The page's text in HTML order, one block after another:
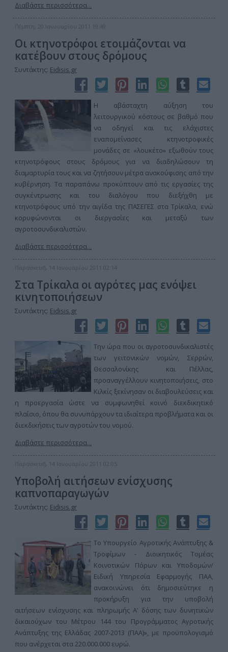
Διαβάστε περισσότερα...
Πέμπτη, 20 Ιανουαρίου 2011 19:49
Οι κτηνοτρόφοι ετοιμάζονται να
κατέβουν στους δρόμους
Συντάκτης: Eidisis.gr
Η αβάσταχτη αύξηση του
λειτουργικού κόστους σε βαθμό που
να οδηγεί και τις ελάχιστες
εναπομείνασες κτηνοτροφικές
μονάδες σε «λουκέτο» εξωθούν τους
κτηνοτρόφους στους δρόμους για να διαδηλώσουν τη
διαμαρτυρία τους και να ζητήσουν μέτρα ανακούφισης από την
κυβέρνηση. Τα παραπάνω προκύπτουν από τις εργασίες της
συγκέντρωσης και του διαλόγου που διεξήχθη με
κτηνοτρόφους υπό την αιγίδα της ΠΑΣΕΓΕΣ στα Τρίκαλα, ενώ
κορυφώνονται οι διεργασίες και μεταξύ των
αγροτοσυνδικαλιστών.
Διαβάστε περισσότερα...
Παρασκευή, 14 Ιανουαρίου 2011 02:14
Στα Τρίκαλα οι αγρότες μας ενόψει
κινητοποιήσεων
Συντάκτης: Eidisis.gr
Την ώρα που οι αγροτοσυνδικαλιστές
των γειτονικών νομών, Σερρών,
Θεσσαλονίκης και Πέλλας,
προαναγγέλλουν κινητοποιήσεις, στο
Κιλκίς ξεκίνησαν οι διαβουλεύσεις και
η προεργασία ώστε να συμφωνηθεί κοινό διεκδικητικό
πλαίσιο, όπου θα συνυπάρχουν τα ιδιαίτερα προβλήματα και οι
διεκδικήσεις των αγροτών του νομού.
Διαβάστε περισσότερα...
Παρασκευή, 14 Ιανουαρίου 2011 02:05
Υποβολή αιτήσεων ενίσχυσης
καπνοπαραγωγών
Συντάκτης: Eidisis.gr
Το Υπουργείο Αγροτικής Ανάπτυξης &
Τροφίμων - Διοικητικός Τομέας
Κοινοτικών Πόρων και Υποδομών/
Ειδική Υπηρεσία Εφαρμογής ΠΑΑ,
ανακοινώνει ότι δημοσιεύτηκε η
προκήρυξη για την υποβολή
αιτήσεων ενίσχυσης και πληρωμής A’ δόσης των δυνητικών
δικαιούχων του Μέτρου 144 του Προγράμματος Αγροτικής
Ανάπτυξης της Ελλάδας 2007-2013 (ΠΑΑ)», με προϋπολογισμό
που ανέρχεται στα 220.000.000 ευρώ.